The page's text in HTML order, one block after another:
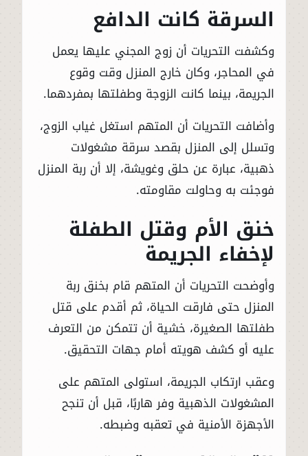
السرقة كانت الدافع
وكشفت التحريات أن زوج المجني عليها يعمل
في المحاجر، وكان خارج المنزل وقت وقوع
الجريمة، بينما كانت الزوجة وطفلتها بمفردهما.
وأضافت التحريات أن المتهم استغل غياب الزوج،
وتسلل إلى المنزل بقصد سرقة مشغولات
ذهبية، عبارة عن حلق وغويشة، إلا أن ربة المنزل
فوجئت به وحاولت مقاومته.
خنق الأم وقتل الطفلة
لإخفاء الجريمة
وأوضحت التحريات أن المتهم قام بخنق ربة
المنزل حتى فارقت الحياة، ثم أقدم على قتل
طفلتها الصغيرة، خشية أن تتمكن من التعرف
عليه أو كشف هويته أمام جهات التحقيق.
وعقب ارتكاب الجريمة، استولى المتهم على
المشغولات الذهبية وفر هاربًا، قبل أن تنجح
الأجهزة الأمنية في تعقبه وضبطه.